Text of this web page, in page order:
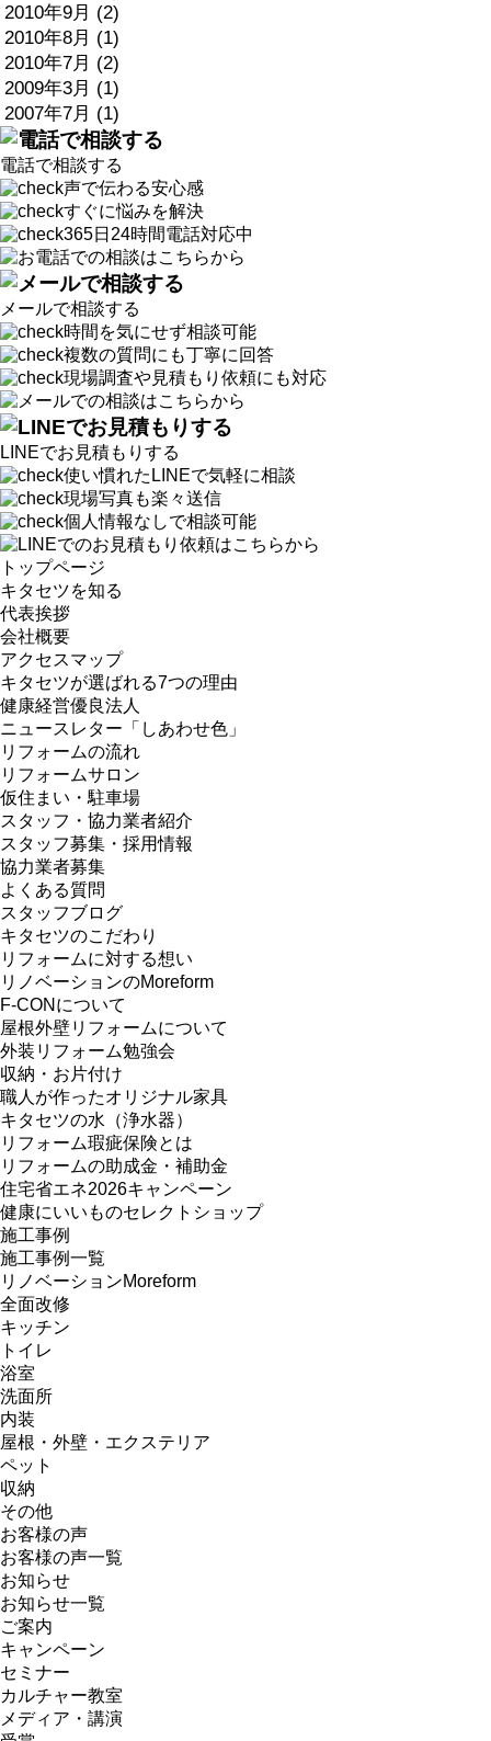
2010年9月 (2)
2010年8月 (1)
2010年7月 (2)
2009年3月 (1)
2007年7月 (1)
電話で相談する
声で伝わる安心感
すぐに悩みを解決
365日24時間電話対応中
メールで相談する
時間を気にせず相談可能
複数の質問にも丁寧に回答
現場調査や見積もり依頼にも対応
LINEでお見積もりする
使い慣れたLINEで気軽に相談
現場写真も楽々送信
個人情報なしで相談可能
トップページ
キタセツを知る
代表挨拶
会社概要
アクセスマップ
キタセツが選ばれる7つの理由
健康経営優良法人
ニュースレター「しあわせ色」
リフォームの流れ
リフォームサロン
仮住まい・駐車場
スタッフ・協力業者紹介
スタッフ募集・採用情報
協力業者募集
よくある質問
スタッフブログ
キタセツのこだわり
リフォームに対する想い
リノベーションのMoreform
F-CONについて
屋根外壁リフォームについて
外装リフォーム勉強会
収納・お片付け
職人が作ったオリジナル家具
キタセツの水（浄水器）
リフォーム瑕疵保険とは
リフォームの助成金・補助金
住宅省エネ2026キャンペーン
健康にいいものセレクトショップ
施工事例
施工事例一覧
リノベーションMoreform
全面改修
キッチン
トイレ
浴室
洗面所
内装
屋根・外壁・エクステリア
ペット
収納
その他
お客様の声
お客様の声一覧
お知らせ
お知らせ一覧
ご案内
キャンペーン
セミナー
カルチャー教室
メディア・講演